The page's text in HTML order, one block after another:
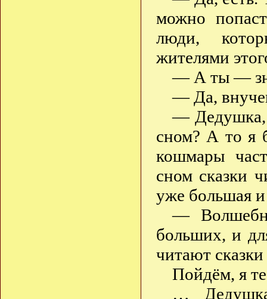
можно
люди,
жителями
— А ты —
— Да,
— Дедушка,
сном? А то я
кошмары
сном сказки
уже большая
—
больших, и
читают
Пойдём, я
…